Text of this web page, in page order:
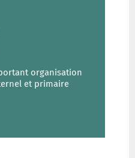
organisation
et primaire